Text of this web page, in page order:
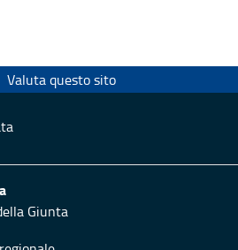
Valuta questo sito
Giunta